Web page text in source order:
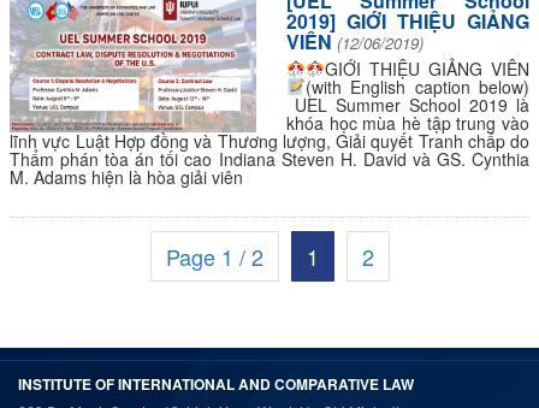
2019] GIỚI THIỆU GIẢNG
VIÊN (12/06/2019)
GIỚI THIỆU GIẢNG VIÊN
(with English caption below)
UEL Summer School 2019 là
khóa học mùa hè tập trung vào
lĩnh vực Luật Hợp đồng và Thương lượng, Giải quyết Tranh chấp do
Thẩm phán tòa án tối cao Indiana Steven H. David và GS. Cynthia
M. Adams hiện là hòa giải viên
Page 1 / 2 1 2
INSTITUTE OF INTERNATIONAL AND COMPARATIVE LAW